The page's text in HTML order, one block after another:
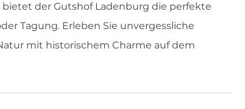
der Gutshof Ladenburg die perfekte
Tagung. Erleben Sie unvergessliche
mit historischem Charme auf dem